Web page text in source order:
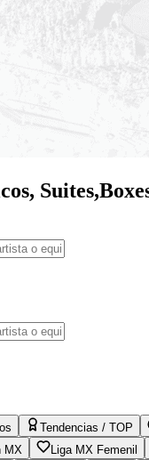
Suites,
Tendencias / TOP
MX
Liga MX Femenil